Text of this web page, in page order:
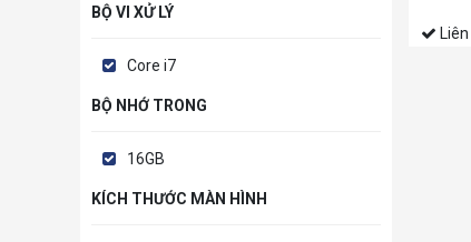
BỘ VI XỬ LÝ
Core i7
BỘ NHỚ TRONG
16GB
KÍCH THƯỚC MÀN HÌNH